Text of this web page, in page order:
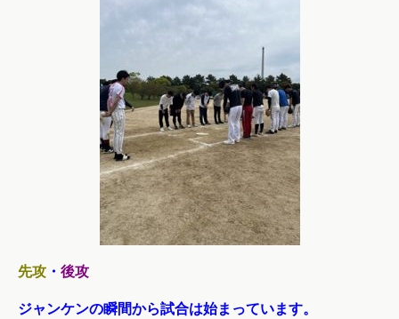
先攻 ・ 後攻
ジャンケンの瞬間から試合は始まっています。